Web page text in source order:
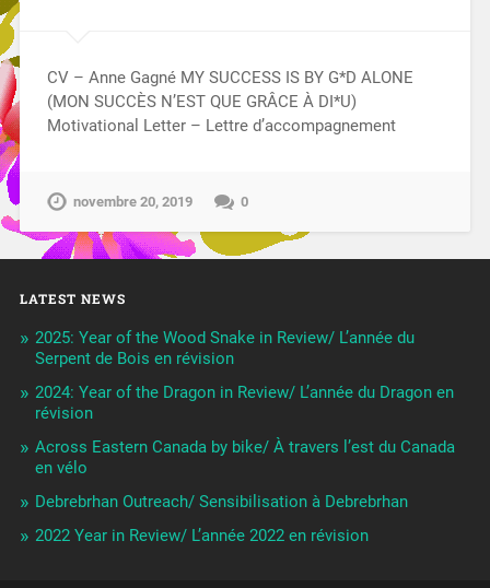
CV – Anne Gagné MY SUCCESS IS BY G*D ALONE
(MON SUCCÈS N’EST QUE GRÂCE À DI*U)
Motivational Letter – Lettre d’accompagnement
novembre 20, 2019 0
LATEST NEWS
2025: Year of the Wood Snake in Review/ L’année du
Serpent de Bois en révision
2024: Year of the Dragon in Review/ L’année du Dragon en
révision
Across Eastern Canada by bike/ À travers l’est du Canada
en vélo
Debrebrhan Outreach/ Sensibilisation à Debrebrhan
2022 Year in Review/ L’année 2022 en révision